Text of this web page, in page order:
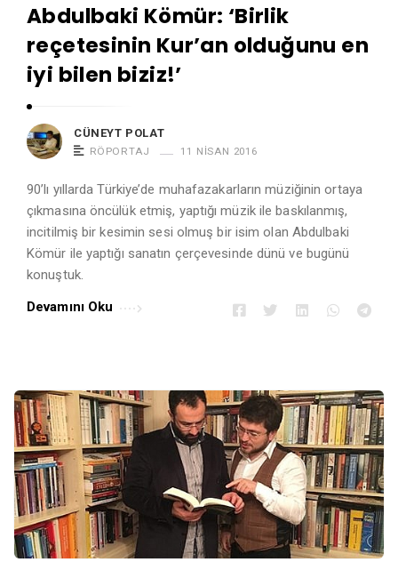
Abdulbaki Kömür: ‘Birlik
reçetesinin Kur’an olduğunu en
iyi bilen biziz!’
CÜNEYT POLAT
RÖPORTAJ 11 NISAN 2016
90’lı yıllarda Türkiye’de muhafazakarların müziğinin ortaya
çıkmasına öncülük etmiş, yaptığı müzik ile baskılanmış,
incitilmiş bir kesimin sesi olmuş bir isim olan Abdulbaki
Kömür ile yaptığı sanatın çerçevesinde dünü ve bugünü
konuştuk.
Devamını Oku